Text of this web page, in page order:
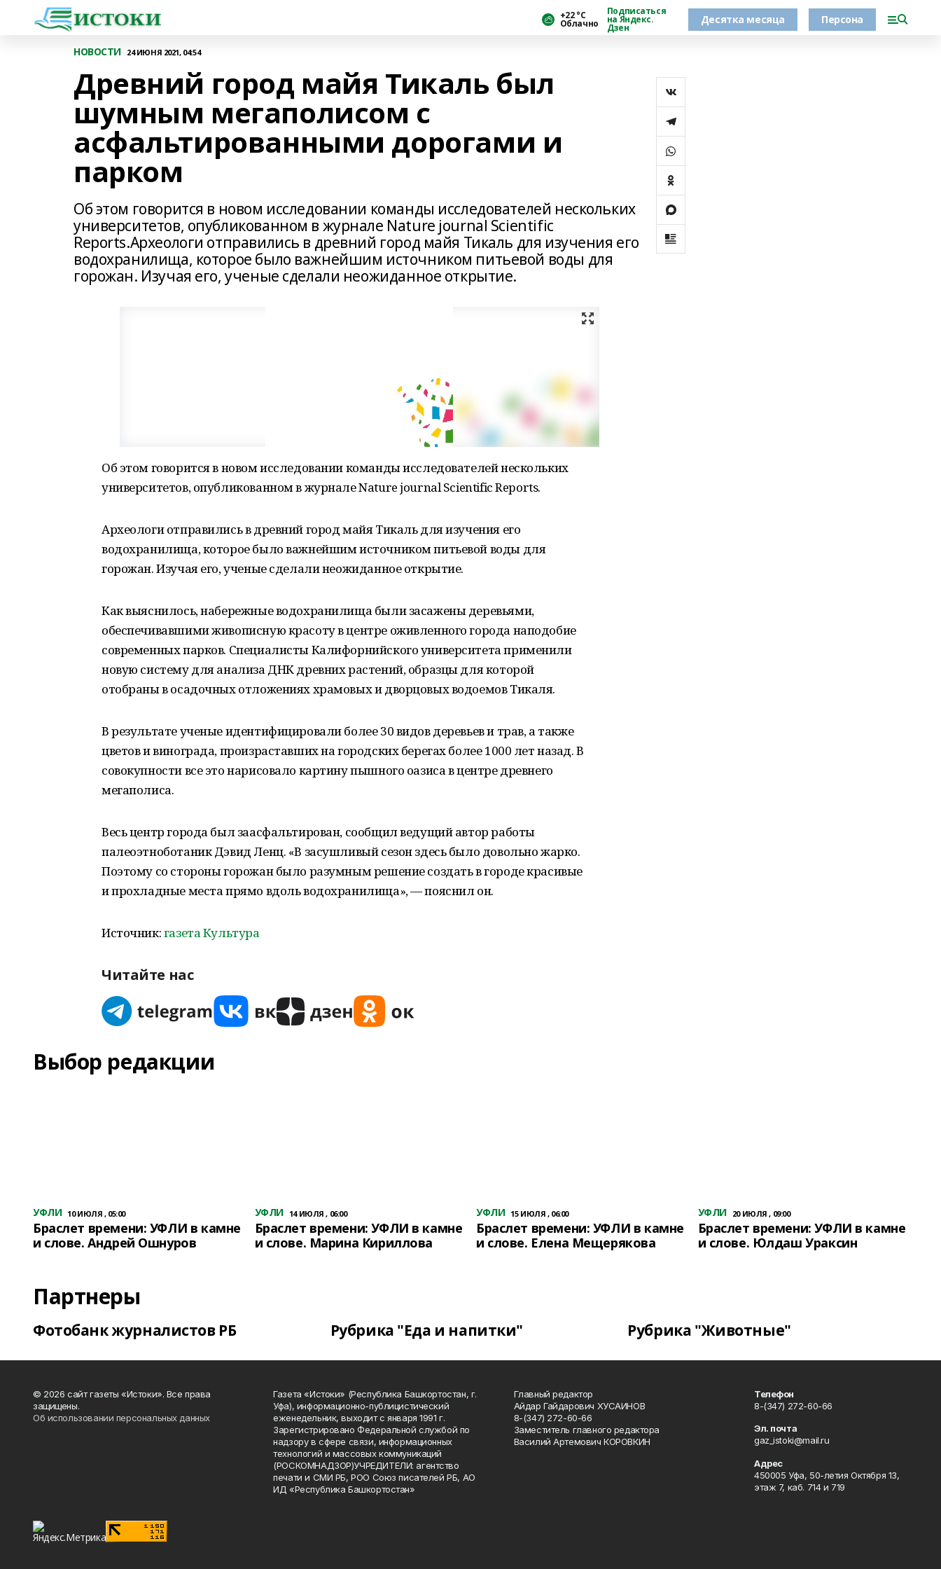
+22 °С
Облачно
Подписаться
на Яндекс.
Дзен
Десятка месяца Персона
НОВОСТИ 24 ИЮНЯ 2021, 04:54
Древний город майя Тикаль был
шумным мегаполисом с
асфальтированными дорогами и
парком
Об этом говорится в новом исследовании команды исследователей нескольких
университетов, опубликованном в журнале Nature journal Scientific
Reports.Археологи отправились в древний город майя Тикаль для изучения его
водохранилища, которое было важнейшим источником питьевой воды для
горожан. Изучая его, ученые сделали неожиданное открытие.
Об этом говорится в новом исследовании команды исследователей нескольких
университетов, опубликованном в журнале Nature journal Scientific Reports.
Археологи отправились в древний город майя Тикаль для изучения его
водохранилища, которое было важнейшим источником питьевой воды для
горожан. Изучая его, ученые сделали неожиданное открытие.
Как выяснилось, набережные водохранилища были засажены деревьями,
обеспечивавшими живописную красоту в центре оживленного города наподобие
современных парков. Специалисты Калифорнийского университета применили
новую систему для анализа ДНК древних растений, образцы для которой
отобраны в осадочных отложениях храмовых и дворцовых водоемов Тикаля.
В результате ученые идентифицировали более 30 видов деревьев и трав, а также
цветов и винограда, произраставших на городских берегах более 1000 лет назад. В
совокупности все это нарисовало картину пышного оазиса в центре древнего
мегаполиса.
Весь центр города был заасфальтирован, сообщил ведущий автор работы
палеоэтноботаник Дэвид Ленц. «В засушливый сезон здесь было довольно жарко.
Поэтому со стороны горожан было разумным решение создать в городе красивые
и прохладные места прямо вдоль водохранилища», — пояснил он.
Источник:газета Культура
Читайте нас
Выбор редакции
УФЛИ 10 ИЮЛЯ , 05:00
Браслет времени: УФЛИ в камне
и слове. Андрей Ошнуров
УФЛИ 14 ИЮЛЯ , 06:00
Браслет времени: УФЛИ в камне
и слове. Марина Кириллова
УФЛИ 15 ИЮЛЯ , 06:00
Браслет времени: УФЛИ в камне
и слове. Елена Мещерякова
УФЛИ 20 ИЮЛЯ , 09:00
Браслет времени: УФЛИ в камне
и слове. Юлдаш Ураксин
Партнеры
Фотобанк журналистов РБ Рубрика "Еда и напитки" Рубрика "Животные"
© 2026 сайт газеты «Истоки». Все права
защищены.
Об использовании персональных данных
Газета «Истоки» (Республика Башкортостан, г.
Уфа), информационно-публицистический
еженедельник, выходит с января 1991 г.
Зарегистрировано Федеральной службой по
надзору в сфере связи, информационных
технологий и массовых коммуникаций
(РОСКОМНАДЗОР)УЧРЕДИТЕЛИ: агентство
печати и СМИ РБ, РОО Союз писателей РБ, АО
ИД «Республика Башкортостан»
Главный редактор
Айдар Гайдарович ХУСАИНОВ
8-(347) 272-60-66
Заместитель главного редактора
Василий Артемович КОРОВКИН
Телефон
8-(347) 272-60-66
Эл. почта
gaz_istoki@mail.ru
Адрес
450005 Уфа, 50-летия Октября 13,
этаж 7, каб. 714 и 719